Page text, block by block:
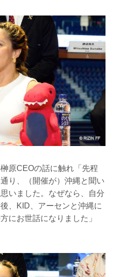
原CEOの話に触れ「先程
り、（開催が）沖縄と聞い
いました。なぜなら、自分
、KID、アーセンと沖縄に
にお世話になりました」